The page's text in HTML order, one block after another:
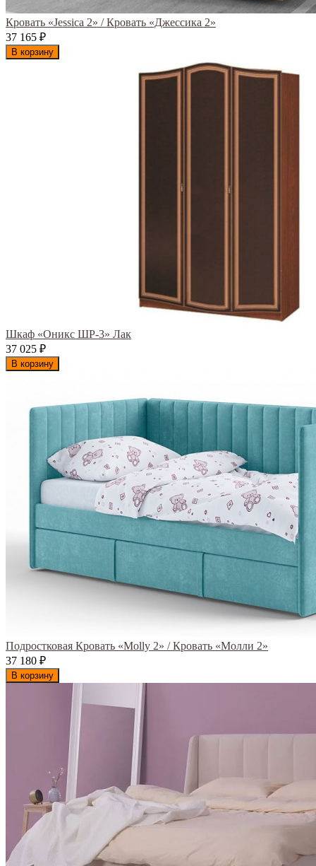
Кровать «Jessica 2» / Кровать «Джессика 2»
37 165 ₽
В корзину
Шкаф «Оникс ШР-3» Лак
37 025 ₽
В корзину
Подростковая Кровать «Molly 2» / Кровать «Молли 2»
37 180 ₽
В корзину